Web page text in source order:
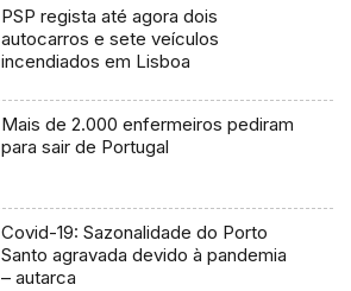
PSP regista até agora dois
autocarros e sete veículos
incendiados em Lisboa
Mais de 2.000 enfermeiros pediram
para sair de Portugal
Covid-19: Sazonalidade do Porto
Santo agravada devido à pandemia
– autarca